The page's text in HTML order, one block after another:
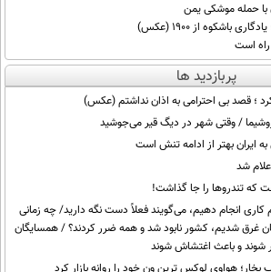
حمله موشکی یمن
باشکوه از 1900 (عکس)
راه است
پربازدید ها
؛ قصد بی احترامی به اذان نداشتم (عکس)
ایران بهتر از ادامه تنش است
شد
که تندروها را جا گذاشت!
انجام دهیم، می‌گویند فعلاً دست نگه دارید/ چه زمانی
غرق شدیم، کشور نابود شد و همه ضرر کردند؟ / همسایگان
شوند و باعث اغتشاش شوند
6 لیدار و 523 اسب بخار؛ هواوی لوکس ترین ون خود را روانه بازار کرد